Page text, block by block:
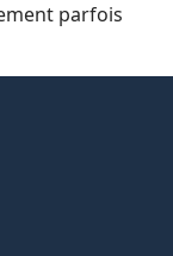
parfois